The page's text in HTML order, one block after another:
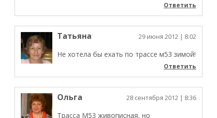
Ответить
Татьяна 29 июня 2012 | 8:02
Не хотела бы ехать по трассе м53 зимой!
Ответить
Ольга 28 сентября 2012 | 8:36
Трасса М53 живописная, но